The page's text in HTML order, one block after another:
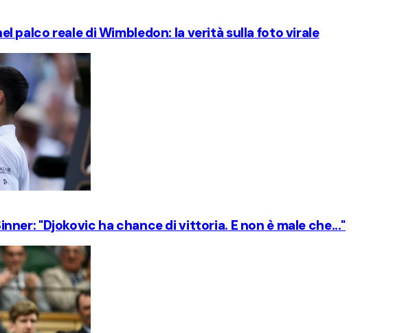
palco reale di Wimbledon: la verità sulla foto virale
"Djokovic ha chance di vittoria. E non è male che..."